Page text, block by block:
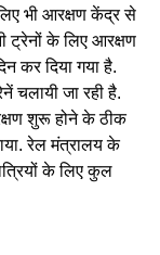
भी आरक्षण केंद्र से
ट्रेनों के लिए आरक्षण
कर दिया गया है.
चलायी जा रही है.
शुरू होने के ठीक
रेल मंत्रालय के
के लिए कुल